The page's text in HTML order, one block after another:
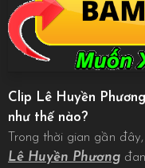
Clip Lê Huyền
như thế nào?
Trong thời gian gần
Lê Huyền Phương